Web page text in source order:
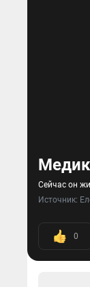
Медик
Сейчас он
Источник:
0